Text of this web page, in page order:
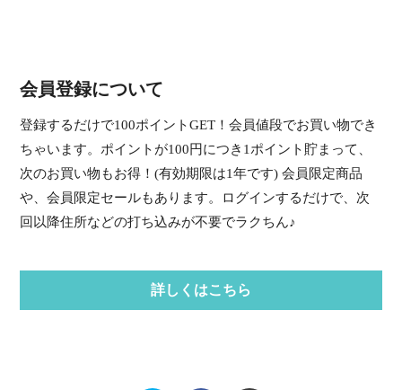
会員登録について
登録するだけで100ポイントGET！会員値段でお買い物でき
ちゃいます。ポイントが100円につき1ポイント貯まって、
次のお買い物もお得！(有効期限は1年です) 会員限定商品
や、会員限定セールもあります。ログインするだけで、次
回以降住所などの打ち込みが不要でラクちん♪
詳しくはこちら